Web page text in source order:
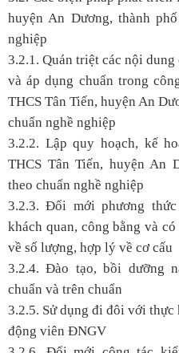
huyện An Dương, thành
nghiệp
3.2.1. Quán triệt các nội
và áp dụng chuẩn trong
THCS Tân Tiến, huyện An
chuẩn nghề nghiệp
3.2.2. Lập quy hoạch, kế
THCS Tân Tiến, huyện An
theo chuẩn nghề nghiệp
3.2.3. Đổi mới phương
khách quan, công bằng và
về số lượng, hợp lý về cơ cấu
3.2.4. Đào tạo, bồi dưỡng
chuẩn và trên chuẩn
3.2.5. Sử dụng đi đôi với
động viên ĐNGV